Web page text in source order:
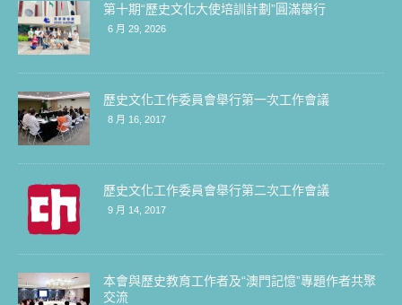
第十期“歷史文化大使培訓計劃”圓滿舉行
6 月 29, 2026
歷史文化工作委員會舉行第一次工作會議
8 月 16, 2017
歷史文化工作委員會舉行第二次工作會議
9 月 14, 2017
本會與歷史教育工作者及“澳門記憶”專題作者共聚
交流